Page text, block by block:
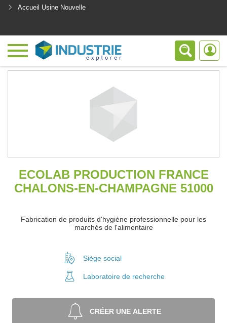
Accueil Usine Nouvelle
ECOLAB PRODUCTION FRANCE
CHALONS-EN-CHAMPAGNE 51000
Fabrication de produits d'hygiène professionnelle pour les
marchés de l'alimentaire
Siège social
Laboratoire de recherche
CRÉER UNE ALERTE